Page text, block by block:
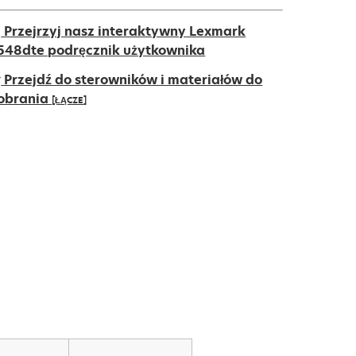
Przejrzyj nasz interaktywny Lexmark
podręcznik użytkownika
Przejdź do sterowników i materiałów do
[ŁĄCZE]